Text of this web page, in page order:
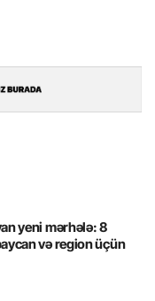
yeni mərhələ: 8
və region üçün